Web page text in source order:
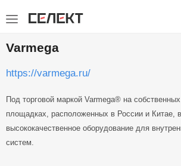
Varmega
https://varmega.ru/
Под торговой маркой Varmega® на
площадках, расположенных в России и Китае,
высококачественное оборудование для
систем.